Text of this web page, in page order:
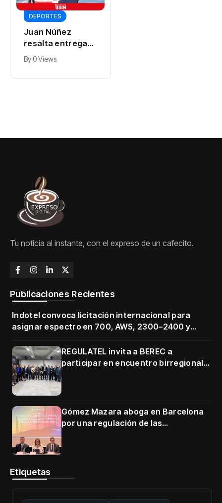
DEPORTES
Juan Núñez
resalta entrega
de la selección
dominicana de
béisbol pese a
By0 Views
Tu noticia al instante, con el expreso de un cafecito.
Publicaciones Recientes
Indotel convoca licitación internacional para
asignar espectro en 700, AWS, 2300–2400 y
REGULATEL invita a BEREC a
participar en encuentro birregional
Gómez Mazara aboga en Barcelona
por una regulación de las
Etiquetas